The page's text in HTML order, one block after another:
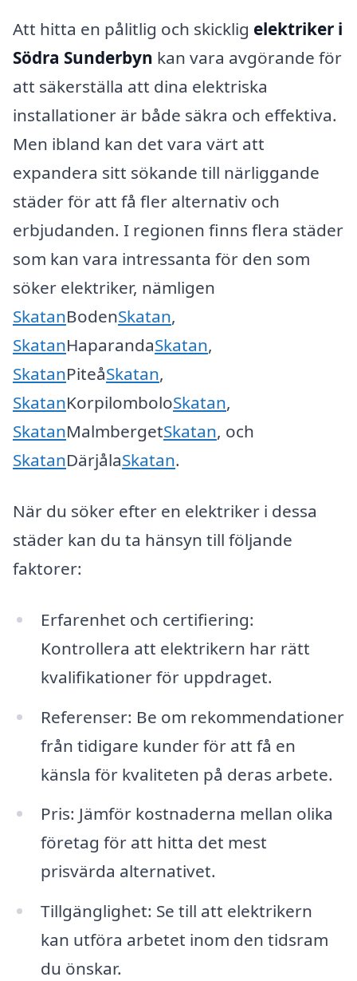
Att hitta en pålitlig och skicklig elektriker i
Södra Sunderbyn kan vara avgörande för
att säkerställa att dina elektriska
installationer är både säkra och effektiva.
Men ibland kan det vara värt att
expandera sitt sökande till närliggande
städer för att få fler alternativ och
erbjudanden. I regionen finns flera städer
som kan vara intressanta för den som
söker elektriker, nämligen
SkatanBodenSkatan,
SkatanHaparandaSkatan,
SkatanPiteåSkatan,
SkatanKorpilomboloSkatan,
SkatanMalmbergetSkatan, och
SkatanDärjålaSkatan.
När du söker efter en elektriker i dessa
städer kan du ta hänsyn till följande
faktorer:
Erfarenhet och certifiering:
Kontrollera att elektrikern har rätt
kvalifikationer för uppdraget.
Referenser: Be om rekommendationer
från tidigare kunder för att få en
känsla för kvaliteten på deras arbete.
Pris: Jämför kostnaderna mellan olika
företag för att hitta det mest
prisvärda alternativet.
Tillgänglighet: Se till att elektrikern
kan utföra arbetet inom den tidsram
du önskar.